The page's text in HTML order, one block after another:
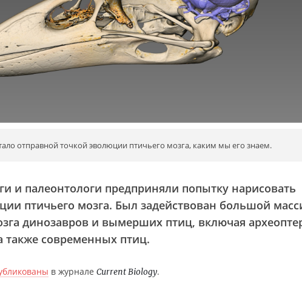
отправной точкой эволюции птичьего мозга, каким мы его знаем.
и палеонтологи предприняли попытку нарисовать
птичьего мозга. Был задействован большой
динозавров и вымерших птиц, включая
также современных птиц.
в журнале Current Biology.